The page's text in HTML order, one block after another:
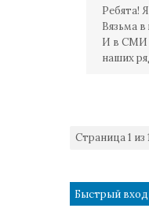
Ребята!
Вязьма в
И в СМИ
наших
Страница1 из